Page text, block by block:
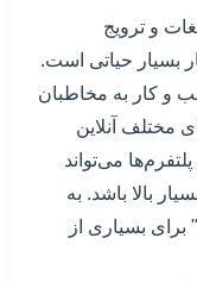
و ترویج
بسیار حیاتی است.
و کار به مخاطبان
مختلف آنلاین
می‌تواند
بالا باشد. به
بسیاری از